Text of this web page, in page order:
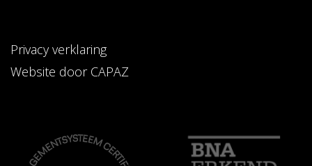
Privacy verklaring
Website door CAPAZ